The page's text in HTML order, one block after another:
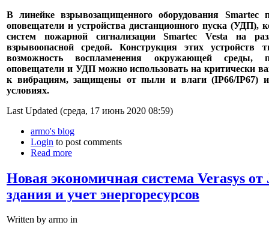
В линейке взрывозащищенного оборудования Smartec
оповещатели и устройства дистанционного пуска (УДП),
систем пожарной сигнализации Smartec Vesta на
взрывоопасной средой. Конструкция этих устройств
возможность воспламенения окружающей среды,
оповещатели и УДП можно использовать на критически
к вибрациям, защищены от пыли и влаги (IP66/IP67) и
условиях.
Last Updated (среда, 17 июнь 2020 08:59)
armo's blog
Login to post comments
Read more
Новая экономичная система Verasys
здания и учет энергоресурсов
Written by armo in